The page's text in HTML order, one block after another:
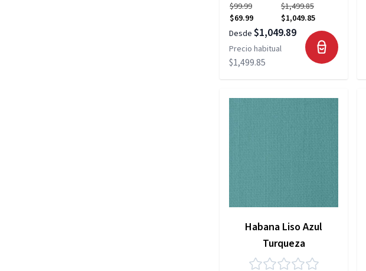
$99.99
$69.99
$1,499.85
$1,049.85
Desde $1,049.89
Precio habitual
$1,499.85
Habana Liso Azul
Turqueza